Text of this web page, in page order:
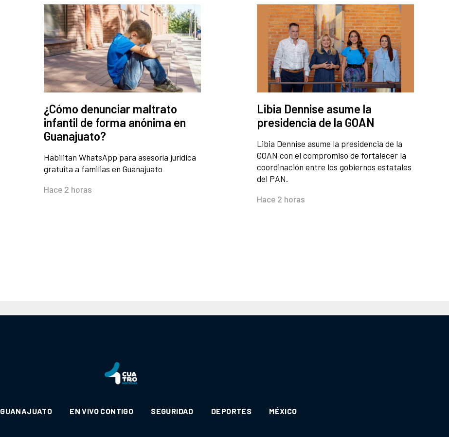
¿Cómo denunciar maltrato
infantil de forma anónima en
Guanajuato?
Habilitan WhatsApp para asesoría jurídica
gratuita a familias en Guanajuato
Hace 2 horas
Libia Dennise asume la
presidencia de la GOAN
Libia Dennise asume la presidencia de la
GOAN con el compromiso de fortalecer la
coordinación entre los gobiernos estatales
del PAN.
Hace 2 horas
GUANAJUATO EN VIVO CONTIGO SEGURIDAD DEPORTES MÉXICO